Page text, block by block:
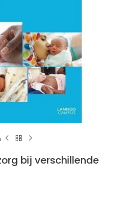
bij verschillende